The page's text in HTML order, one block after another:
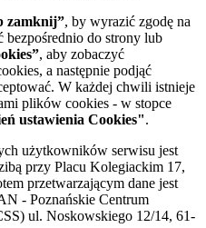
zamknij”, by wyrazić zgodę na
do strony lub
, aby zobaczyć
a następnie podjąć
W każdej chwili istnieje
plików cookies - w stopce
ustawienia Cookies".
użytkowników serwisu jest
przy Placu Kolegiackim 17,
przetwarzającym dane jest
- Poznańskie Centrum
ul. Noskowskiego 12/14, 61-